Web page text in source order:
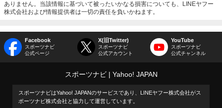
ありません。当該情報に基づいて被ったいかなる損害についても、LINEヤフー
株式会社および情報提供者は一切の責任を負いかねます。
Facebook
スポーツナビ
公式ページ
X(旧Twitter)
スポーツナビ
公式アカウント
YouTube
スポーツナビ
公式チャンネル
スポーツナビ Yahoo! JAPAN
スポーツナビはYahoo! JAPANのサービスであり、LINEヤフー株式会社がス
ポーツナビ株式会社と協力して運営しています。